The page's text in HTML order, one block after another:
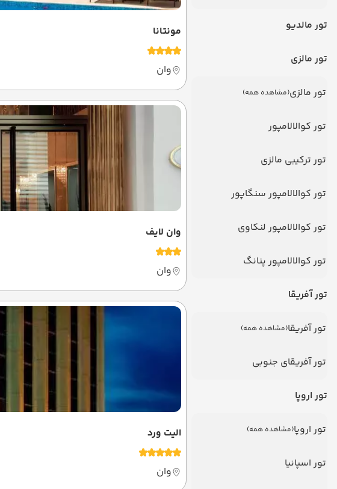
تور مالدیو
تور مالزی
تور مالزی(مشاهده همه)
تور کوالالامپور
تور ترکیبی مالزی
تور کوالالامپور سنگاپور
تور کوالالامپور لنکاوی
تور کوالالامپور پنانگ
تور آفریقا
تور آفریقا(مشاهده همه)
تور آفریقای جنوبی
تور اروپا
تور اروپا(مشاهده همه)
تور اسپانیا
مونتانا
وان
وان لایف
وان
الیت ورد
وان